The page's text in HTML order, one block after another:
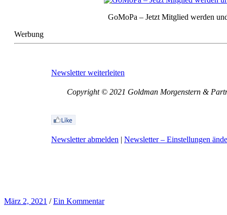
GoMoPa – Jetzt Mitglied werden
Werbung
Newsletter weiterleiten
Copyright © 2021 Goldman Morgenstern &
Newsletter abmelden | Newsletter – Einstellungen
März 2, 2021 / Ein Kommentar